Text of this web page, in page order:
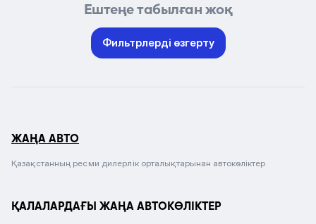
Ештеңе табылған жоқ
Фильтрлерді өзгерту
ЖАҢА АВТО
Қазақстанның ресми дилерлік орталықтарынан автокөліктер
ҚАЛАЛАРДАҒЫ ЖАҢА АВТОКӨЛІКТЕР